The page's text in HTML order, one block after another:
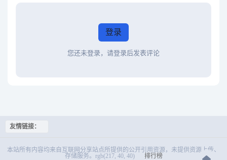
登录
您还未登录，请登录后发表评论
友情链接：
本站所有内容均来自互联网分享站点所提供的公开引用资源，未提供资源上传、
存储服务。rgb(217, 40, 40)
排行榜